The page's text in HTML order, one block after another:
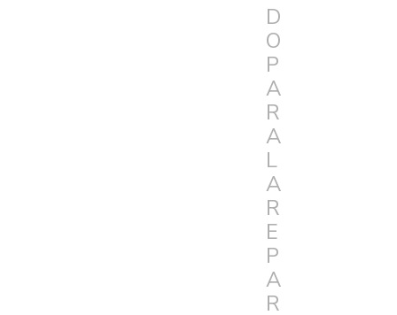
D
O
P
A
R
A
L
A
R
E
P
A
R